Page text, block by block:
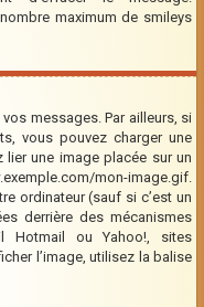
maximum de smileys
messages. Par ailleurs, si
vous pouvez charger une
une image placée sur un
mon-image.gif.
ordinateur (sauf si c’est un
derrière des mécanismes
Hotmail ou Yahoo!, sites
l’image, utilisez la balise